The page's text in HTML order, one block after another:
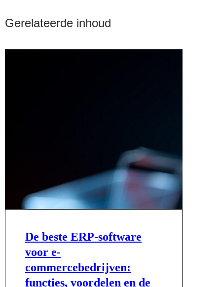
Gerelateerde inhoud
De beste ERP-software
voor e-
commercebedrijven:
functies, voordelen en de